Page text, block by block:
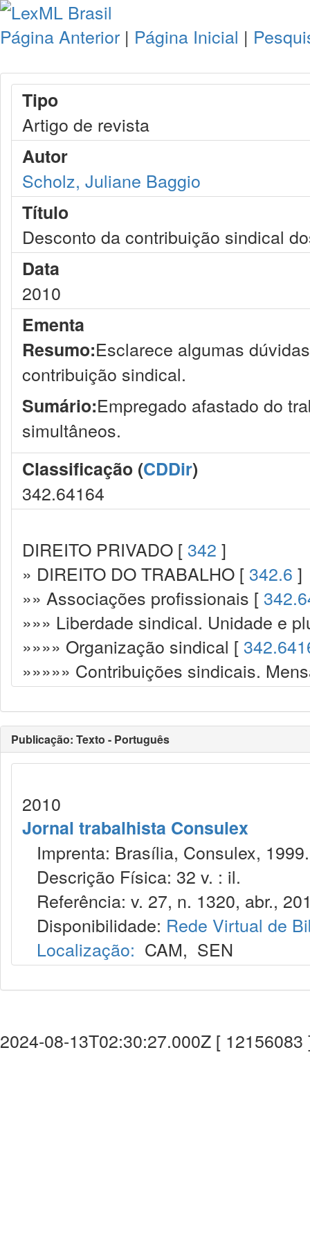
Página Anterior | Página Inicial |
Tipo
Artigo de revista
Autor
Scholz, Juliane Baggio
Título
Desconto da contribuição sindical
Data
2010
Ementa
Resumo:Esclarece algumas
contribuição sindical.
Sumário:Empregado afastado do
simultâneos.
Classificação (CDDir)
342.64164
DIREITO PRIVADO [ 342 ]
» DIREITO DO TRABALHO [ 342.6 ]
»» Associações profissionais [
»»» Liberdade sindical. Unidade e
»»»» Organização sindical [
»»»»» Contribuições sindicais.
Publicação: Texto - Português
2010
Jornal trabalhista Consulex
Imprenta: Brasília, Consulex, 1999.
Descrição Física: 32 v. : il.
Referência: v. 27, n. 1320, abr.,
Disponibilidade: Rede Virtual de
Localização: CAM, SEN
2024-08-13T02:30:27.000Z [ 12156083